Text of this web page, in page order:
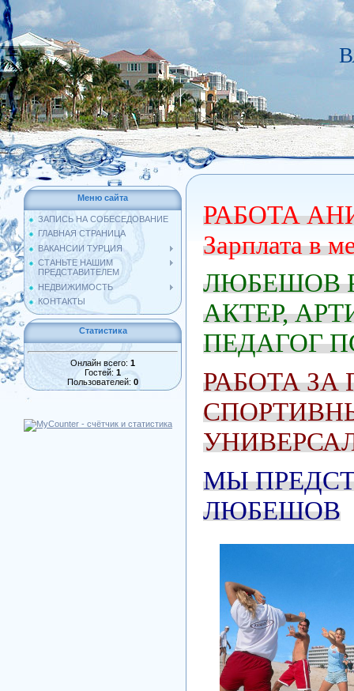
Меню сайта
ЗАПИСЬ НА СОБЕСЕДОВАНИЕ
ГЛАВНАЯ СТРАНИЦА
ВАКАНСИИ ТУРЦИЯ
СТАНЬТЕ НАШИМ
ПРЕДСТАВИТЕЛЕМ
НЕДВИЖИМОСТЬ
КОНТАКТЫ
Статистика
Онлайн всего: 1
Гостей: 1
Пользователей: 0
РАБОТА
Зарплата в
ЛЮБЕШОВ
АКТЕР,
ПЕДАГОГ
РАБОТА
МЫ
ЛЮБЕШОВ